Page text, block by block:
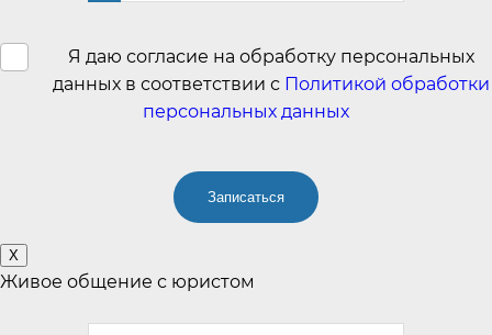
Я даю согласие на обработку персональных
данных в соответствии с Политикой обработки
персональных данных
X
Живое общение с юристом